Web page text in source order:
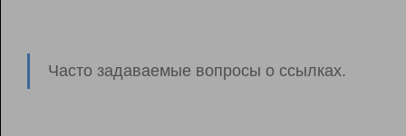
Часто задаваемые вопросы о ссылках.